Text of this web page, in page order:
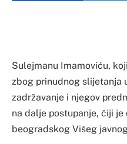
Sulejmanu Imamoviću,
zbog prinudnog slijetanja
zadržavanje i njegov
na dalje postupanje, čiji
beogradskog Višeg